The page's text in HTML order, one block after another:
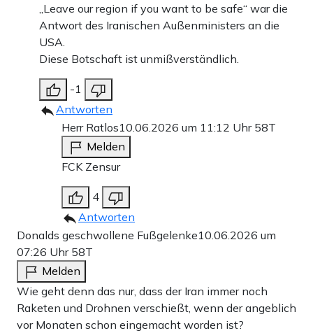
„Leave our region if you want to be safe“ war die
Antwort des Iranischen Außenministers an die
USA.
Diese Botschaft ist unmißverständlich.
-1
Antworten
Herr Ratlos10.06.2026 um 11:12 Uhr 58T
Melden
FCK Zensur
4
Antworten
Donalds geschwollene Fußgelenke10.06.2026 um
07:26 Uhr 58T
Melden
Wie geht denn das nur, dass der Iran immer noch
Raketen und Drohnen verschießt, wenn der angeblich
vor Monaten schon eingemacht worden ist?